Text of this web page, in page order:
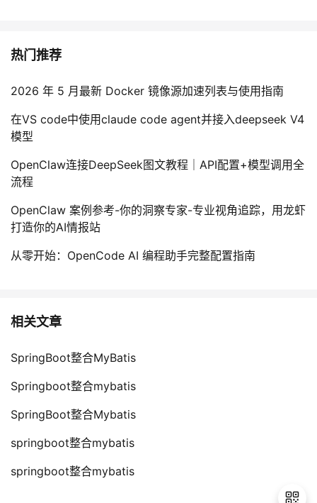
热门推荐
2026 年 5 月最新 Docker 镜像源加速列表与使用指南
在VS code中使用claude code agent并接入deepseek V4
模型
OpenClaw连接DeepSeek图文教程｜API配置+模型调用全
流程
OpenClaw 案例参考-你的洞察专家-专业视角追踪，用龙虾
打造你的AI情报站
从零开始：OpenCode AI 编程助手完整配置指南
相关文章
SpringBoot整合MyBatis
Springboot整合mybatis
SpringBoot整合Mybatis
springboot整合mybatis
springboot整合mybatis